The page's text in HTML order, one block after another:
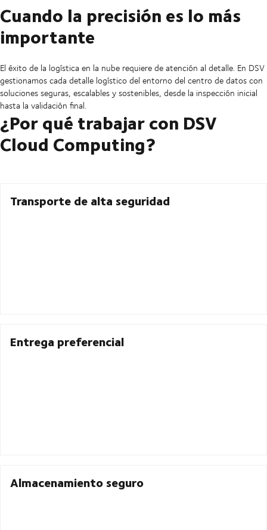
Cuando la precisión es lo más
importante
El éxito de la logística en la nube requiere de atención al detalle. En DSV
gestionamos cada detalle logístico del entorno del centro de datos con
soluciones seguras, escalables y sostenibles, desde la inspección inicial
hasta la validación final.
¿Por qué trabajar con DSV
Cloud Computing?
Transporte de alta seguridad
Entrega preferencial
Almacenamiento seguro